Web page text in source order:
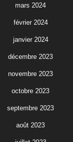
mars 2024
février 2024
janvier 2024
décembre 2023
novembre 2023
octobre 2023
septembre 2023
août 2023